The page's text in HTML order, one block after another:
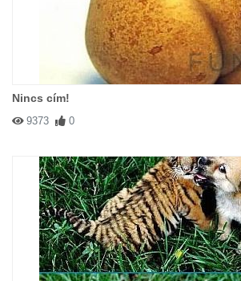
Nincs cím!
9373 0